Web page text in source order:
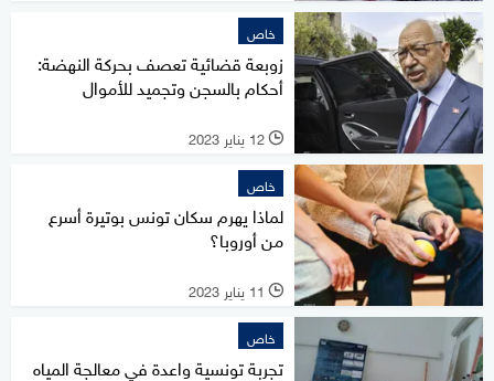
خاص
زوبعة قضائية تعصف بحركة النهضة:
أحكام بالسجن وتجميد للأموال
l 12 يناير 2023
خاص
لماذا يهرم سكان تونس بوتيرة أسرع
من أوروبا؟
l 11 يناير 2023
خاص
تجربة تونسية واعدة في معالجة المياه